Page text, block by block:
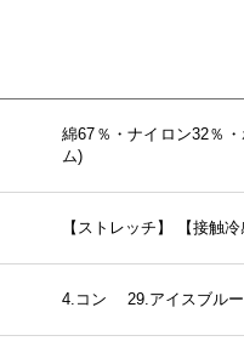
綿67％・ナイロン32％
ム)
【ストレッチ】 【接触冷
4.コン 29.アイスブル